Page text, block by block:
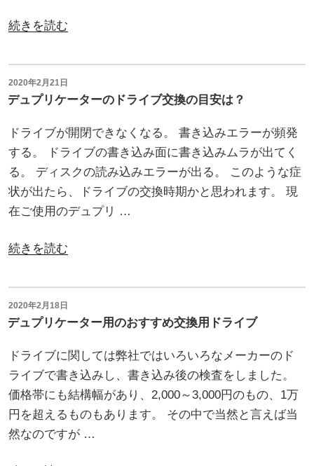
業
な
ど
を
ご
紹
介！”
の
な
第
終
の
“タ
ー
型
デ
プ
リ
ケ
ー
タ
ー
作
手
の
続きを読む
投
稿
2020年2月21日
デュプリケーターのドライブ交換の目安は？
ドライブが開閉できなくなる。 書き込みエラーが頻発
する。 ドライブの書き込み面に書き込みムラが出てく
る。 ディスクの読み込みエラーが出る。 このような症
状が出たら、ドライブの交換時期かと思われます。 現
在ご使用のデュプリ …
“デ
プ
リ
ケ
タ
ー
の
ド
ラ
続きを読む
投
稿
2020年2月18日
デュプリケーター用のおすすめ交換用ドライブ
ドライブに関しては弊社ではいろいろなメーカーのド
ライブで書き込みし、書き込み後の検査をしました。
価格帯にも結構幅があり、2,000～3,000円のもの、1万
円を超えるものもあります。 その中で当然と言えば当
然なのですが …